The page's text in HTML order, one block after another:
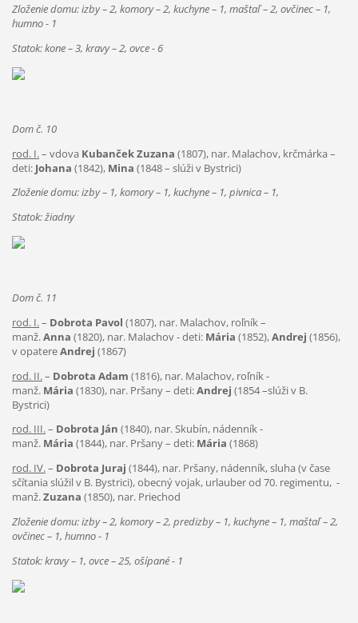
Zloženie domu: izby – 2, komory – 2, kuchyne – 1, maštaľ – 2, ovčinec – 1,
humno - 1
Statok: kone – 3, kravy – 2, ovce - 6
Dom č. 10
rod. I. – vdova Kubanček Zuzana (1807), nar. Malachov, krčmárka –
deti: Johana (1842), Mina (1848 – slúži v Bystrici)
Zloženie domu: izby – 1, komory – 1, kuchyne – 1, pivnica – 1,
Statok: žiadny
Dom č. 11
rod. I.– Dobrota Pavol (1807), nar. Malachov, roľník –
manž.Anna (1820), nar. Malachov - deti: Mária (1852),Andrej (1856),
v opatereAndrej (1867)
rod. II.– Dobrota Adam (1816), nar. Malachov, roľník -
manž. Mária (1830), nar. Pršany – deti:Andrej (1854 –slúži v B.
Bystrici)
rod. III.– Dobrota Ján (1840), nar. Skubín, nádenník -
manž. Mária (1844), nar. Pršany – deti: Mária (1868)
rod. IV.– Dobrota Juraj (1844), nar. Pršany, nádenník, sluha (v čase
sčítania slúžil v B. Bystrici), obecný vojak, urlauber od 70. regimentu, -
manž.Zuzana (1850), nar. Priechod
Zloženie domu: izby – 2, komory – 2, predizby – 1, kuchyne – 1, maštaľ – 2,
ovčinec – 1, humno - 1
Statok: kravy – 1, ovce – 25, ošípané - 1